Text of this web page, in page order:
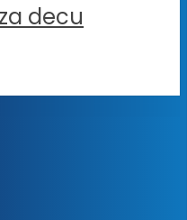
decu